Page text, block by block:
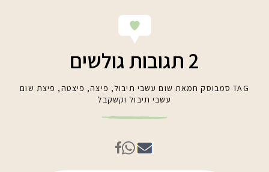
2 תגובות גולשים
TAG סמבוסק חמאת שום עשבי תיבול, פיצה, פיצטה, פיצת שום
עשבי תיבול וקשקבל